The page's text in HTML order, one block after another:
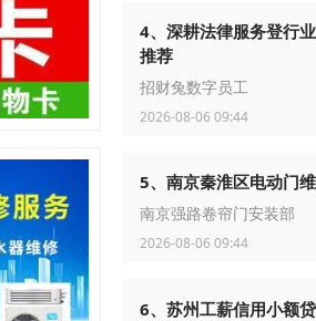
4、深耕法律服务登行
推荐
招财兔数字员工
2026-08-06 09:44
5、南京秦淮区电动门
南京强路卷帘门安装部
2026-08-06 09:44
6、苏州工薪信用小额